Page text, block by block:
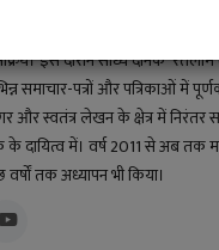
इस दौरान सांध्य दैनिक
समाचार-पत्रों और पत्रिकाओं में
और स्वतंत्र लेखन के क्षेत्र में निरंतर
में। वर्ष 2011 से अब तक मप्र
तक अध्यापन भी किया।